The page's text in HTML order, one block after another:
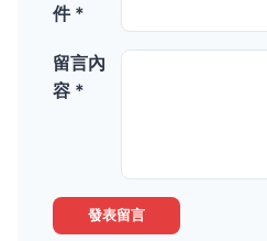
件 *
留言內
容 *
發表留言